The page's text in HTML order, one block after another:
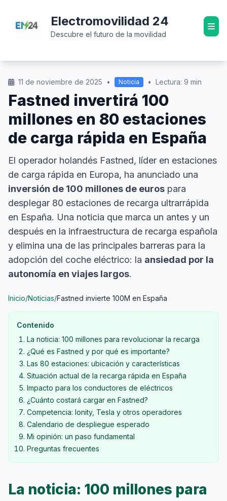
Electromovilidad 24
Descubre el futuro de la movilidad
11 de noviembre de 2025 • Noticia • Lectura: 9 min
Fastned invertirá 100
millones en 80 estaciones
de carga rápida en España
El operador holandés Fastned, líder en estaciones
de carga rápida en Europa, ha anunciado una
inversión de 100 millones de euros para
desplegar 80 estaciones de recarga ultrarrápida
en España. Una noticia que marca un antes y un
después en la infraestructura de recarga española
y elimina una de las principales barreras para la
adopción del coche eléctrico: la ansiedad por la
autonomía en viajes largos.
Inicio/Noticias/Fastned invierte 100M en España
Contenido
La noticia: 100 millones para revolucionar la recarga
¿Qué es Fastned y por qué es importante?
Las 80 estaciones: ubicación y características
Situación actual de la recarga rápida en España
Impacto para los conductores de eléctricos
¿Cuánto costará cargar en Fastned?
Competencia: Ionity, Tesla y otros operadores
Calendario de despliegue esperado
Mi opinión: un paso fundamental
Preguntas frecuentes
La noticia: 100 millones para